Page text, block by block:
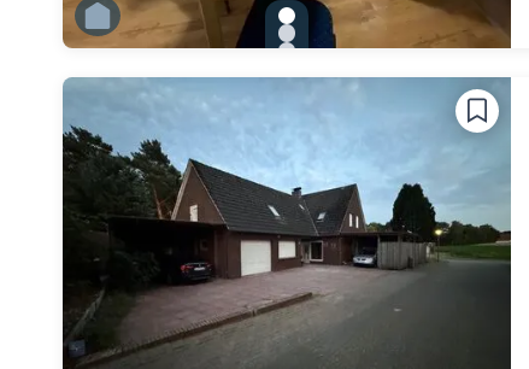
gallery.slide_selector
Zu Slide 1 wechseln
Zu Slide 2 wechseln
Zu Slide 4 wechseln